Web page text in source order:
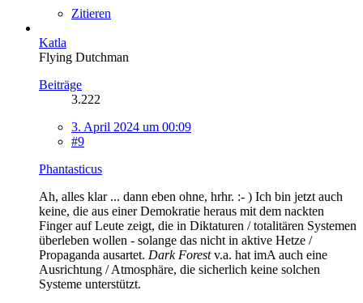
Zitieren
Katla
Flying Dutchman
Beiträge
3.222
3. April 2024 um 00:09
#9
Phantasticus
Ah, alles klar ... dann eben ohne, hrhr. :- ) Ich bin jetzt auch
keine, die aus einer Demokratie heraus mit dem nackten
Finger auf Leute zeigt, die in Diktaturen / totalitären Systemen
überleben wollen - solange das nicht in aktive Hetze /
Propaganda ausartet. Dark Forestv.a. hat imA auch eine
Ausrichtung / Atmosphäre, die sicherlich keine solchen
Systeme unterstützt.